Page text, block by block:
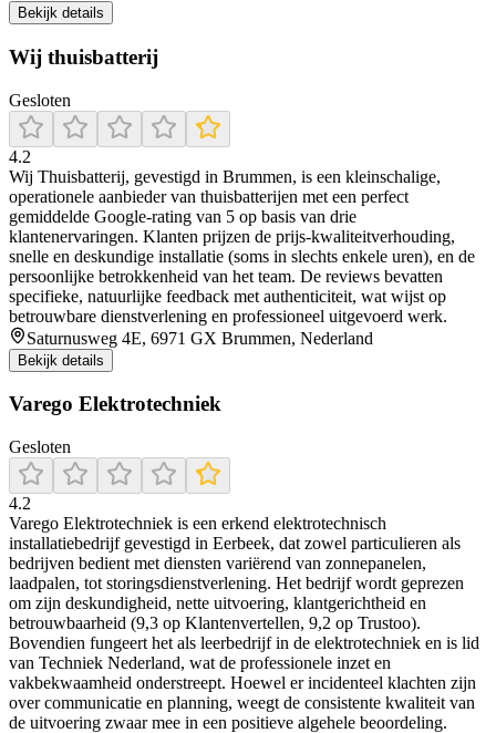
Bekijk details
Wij thuisbatterij
Gesloten
4.2
Wij Thuisbatterij, gevestigd in Brummen, is een kleinschalige,
operationele aanbieder van thuisbatterijen met een perfect
gemiddelde Google‑rating van 5 op basis van drie
klantenervaringen. Klanten prijzen de prijs‑kwaliteitverhouding,
snelle en deskundige installatie (soms in slechts enkele uren), en de
persoonlijke betrokkenheid van het team. De reviews bevatten
specifieke, natuurlijke feedback met authenticiteit, wat wijst op
betrouwbare dienstverlening en professioneel uitgevoerd werk.
Saturnusweg 4E, 6971 GX Brummen, Nederland
Bekijk details
Varego Elektrotechniek
Gesloten
4.2
Varego Elektrotechniek is een erkend elektrotechnisch
installatiebedrijf gevestigd in Eerbeek, dat zowel particulieren als
bedrijven bedient met diensten variërend van zonnepanelen,
laadpalen, tot storingsdienstverlening. Het bedrijf wordt geprezen
om zijn deskundigheid, nette uitvoering, klantgerichtheid en
betrouwbaarheid (9,3 op Klantenvertellen, 9,2 op Trustoo).
Bovendien fungeert het als leerbedrijf in de elektrotechniek en is lid
van Techniek Nederland, wat de professionele inzet en
vakbekwaamheid onderstreept. Hoewel er incidenteel klachten zijn
over communicatie en planning, weegt de consistente kwaliteit van
de uitvoering zwaar mee in een positieve algehele beoordeling.